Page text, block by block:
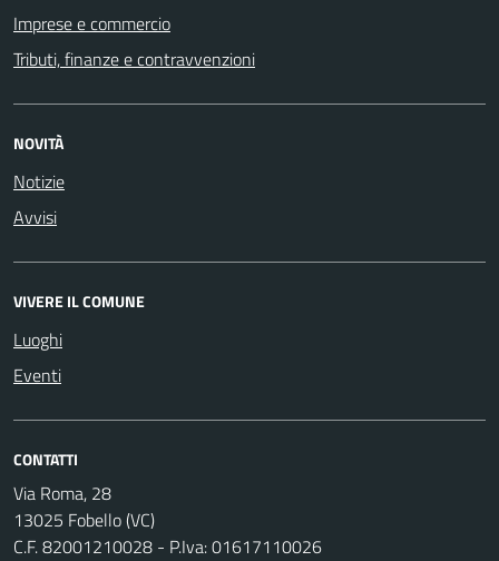
Imprese e commercio
Tributi, finanze e contravvenzioni
NOVITÀ
Notizie
Avvisi
VIVERE IL COMUNE
Luoghi
Eventi
CONTATTI
Via Roma, 28
13025 Fobello (VC)
C.F. 82001210028 - P.Iva: 01617110026